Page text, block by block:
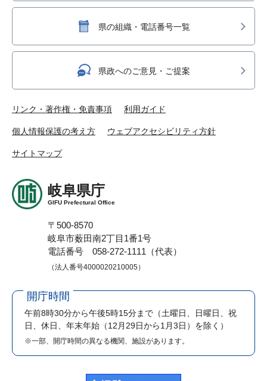
県の組織・電話番号一覧
県政へのご意見・ご提案
リンク・著作権・免責事項 利用ガイド
個人情報保護の考え方 ウェブアクセシビリティ方針
サイトマップ
岐阜県庁
GIFU Prefectural Office
〒500-8570
岐阜市薮田南2丁目1番1号
電話番号 058-272-1111（代表）
（法人番号4000020210005）
開庁時間
午前8時30分から午後5時15分まで （土曜日、日曜日、祝
日、休日、年末年始（12月29日から1月3日）を除く）
※一部、開庁時間の異なる機関、施設があります。